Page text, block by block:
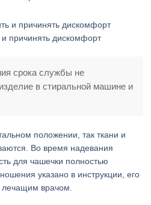
причинять дискомфорт
срока службы не
в стиральной машине и
положении, так ткани и
Во время надевания
для чашечки полностью
указано в инструкции, его
лечащим врачом.